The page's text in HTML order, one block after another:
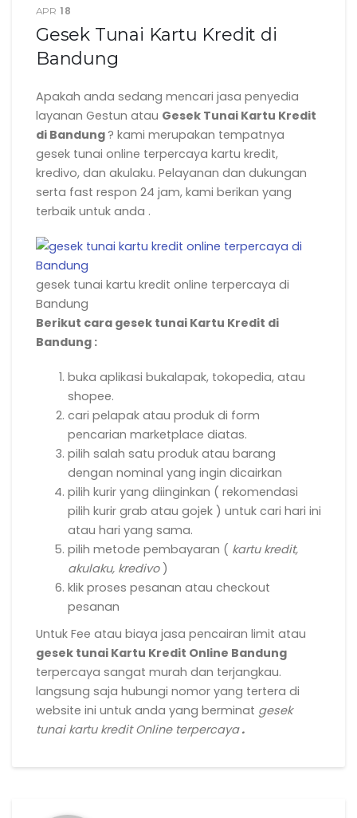
APR 18
Gesek Tunai Kartu Kredit di
Bandung
Apakah anda sedang mencari jasa penyedia
layanan Gestun atau Gesek Tunai Kartu Kredit
di Bandung? kami merupakan tempatnya
gesek tunai online terpercaya kartu kredit,
kredivo, dan akulaku. Pelayanan dan dukungan
serta fast respon 24 jam, kami berikan yang
terbaik untuk anda .
gesek tunai kartu kredit online terpercaya di
Bandung
Berikut cara gesek tunai Kartu Kredit di
Bandung :
buka aplikasi bukalapak, tokopedia, atau
shopee.
cari pelapak atau produk di form
pencarian marketplace diatas.
pilih salah satu produk atau barang
dengan nominal yang ingin dicairkan
pilih kurir yang diinginkan ( rekomendasi
pilih kurir grab atau gojek ) untuk cari hari ini
atau hari yang sama.
pilih metode pembayaran ( kartu kredit,
akulaku, kredivo)
klik proses pesanan atau checkout
pesanan
Untuk Fee atau biaya jasa pencairan limit atau
gesek tunai Kartu Kredit Online Bandung
terpercaya sangat murah dan terjangkau.
langsung saja hubungi nomor yang tertera di
website ini untuk anda yang berminat gesek
tunai kartu kredit Online terpercaya.